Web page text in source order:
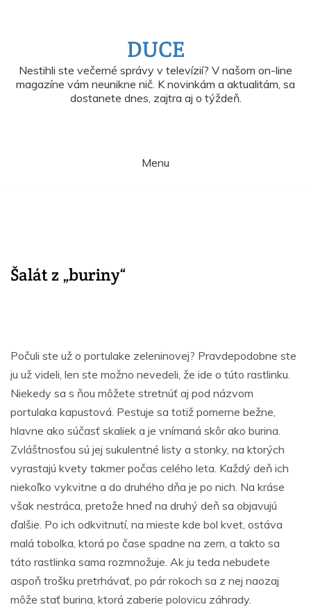
DUCE
Nestihli ste večerné správy v televízií? V našom on-line
magazíne vám neunikne nič. K novinkám a aktualitám, sa
dostanete dnes, zajtra aj o týždeň.
Menu
Šalát z „buriny“
Počuli ste už o portulake zeleninovej? Pravdepodobne ste
ju už videli, len ste možno nevedeli, že ide o túto rastlinku.
Niekedy sa s ňou môžete stretnúť aj pod názvom
portulaka kapustová. Pestuje sa totiž pomerne bežne,
hlavne ako súčasť skaliek a je vnímaná skôr ako burina.
Zvláštnosťou sú jej sukulentné listy a stonky, na ktorých
vyrastajú kvety takmer počas celého leta. Každý deň ich
niekoľko vykvitne a do druhého dňa je po nich. Na kráse
však nestráca, pretože hneď na druhý deň sa objavujú
ďalšie. Po ich odkvitnutí, na mieste kde bol kvet, ostáva
malá tobolka, ktorá po čase spadne na zem, a takto sa
táto rastlinka sama rozmnožuje. Ak ju teda nebudete
aspoň trošku pretrhávať, po pár rokoch sa z nej naozaj
môže stať burina, ktorá zaberie polovicu záhrady.